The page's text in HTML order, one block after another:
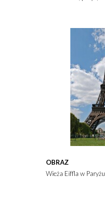
OBRAZ
Wieża Eiffla w Paryżu